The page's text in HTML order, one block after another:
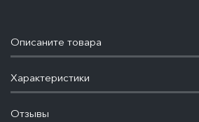
Описаните товара
Характеристики
Отзывы